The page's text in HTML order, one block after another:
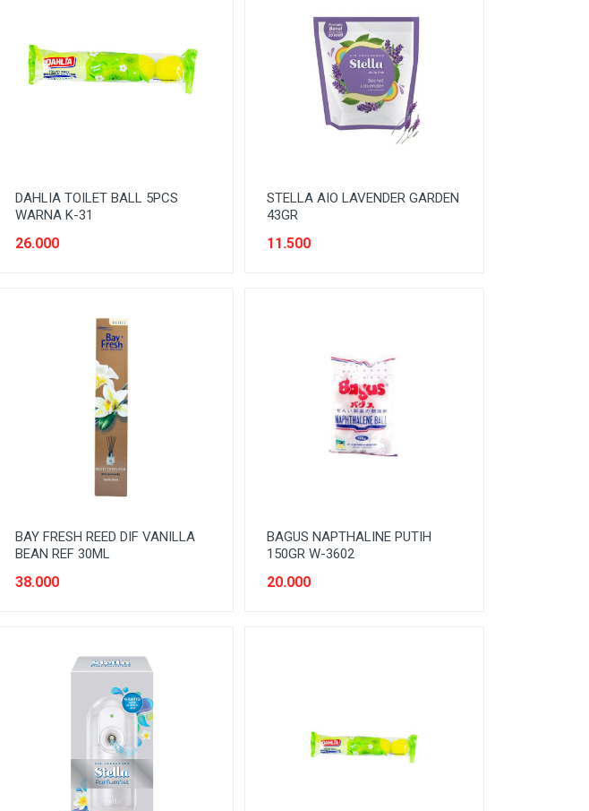
DAHLIA TOILET BALL 5PCS
WARNA K-31
26.000
STELLA AIO LAVENDER GARDEN
43GR
11.500
BAY FRESH REED DIF VANILLA
BEAN REF 30ML
38.000
BAGUS NAPTHALINE PUTIH
150GR W-3602
20.000